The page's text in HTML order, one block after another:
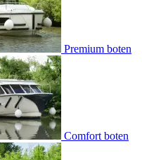
Premium boten
Comfort boten